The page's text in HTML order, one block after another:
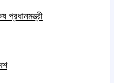
প্রধানমন্ত্রী